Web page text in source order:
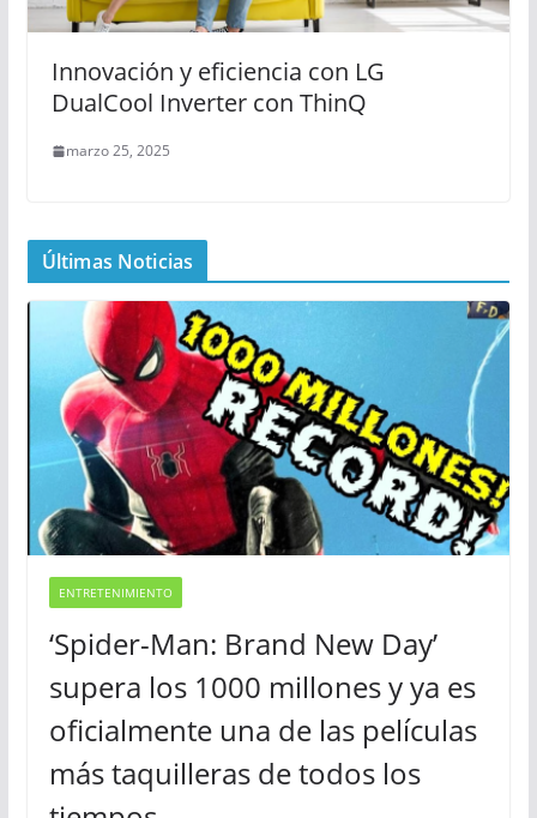
Innovación y eficiencia con LG
DualCool Inverter con ThinQ
marzo 25, 2025
Últimas Noticias
ENTRETENIMIENTO
‘Spider-Man: Brand New Day’
supera los 1000 millones y ya es
oficialmente una de las películas
más taquilleras de todos los